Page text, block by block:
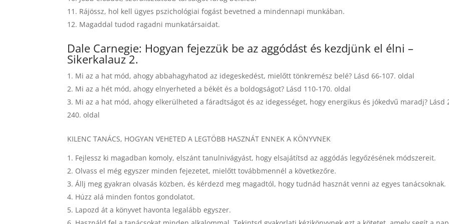
Rájössz, hol kell ügyes pszichológiai fogást bevetned a mindennapi munkában.
Magaddal tudod ragadni munkatársaidat.
Dale Carnegie: Hogyan fejezzük be az aggódást és kezdjünk el élni –
Sikerkalauz 2.
Mi az a hat mód, ahogy abbahagyhatod az idegeskedést, mielőtt tönkremész belé? Lásd 66-107. oldal
Mi az a hét mód, ahogy elnyerheted a békét és a boldogságot? Lásd 110-170. oldal
Mi az a hat mód, ahogy elkerülheted a fáradtságot és az idegességet, hogy energikus és jókedvű maradj? Lásd
240. oldal
KILENC TANÁCS, HOGYAN VEHETED A LEGTÖBB HASZNÁT ENNEK A KÖNYVNEK
Fejlessz ki magadban komoly, elszánt tanulnivágyást, hogy elsajátítsd az aggódás legyőzésének módszereit.
Olvass el még egyszer minden fejezetet, mielőtt továbbmennél a következőre.
Állj meg gyakran olvasás közben, és kérdezd meg magadtól, hogy tudnád hasznát venni az egyes tanácsoknak.
Húzz alá minden fontos gondolatot.
Lapozd át a könyvet havonta legalább egyszer.